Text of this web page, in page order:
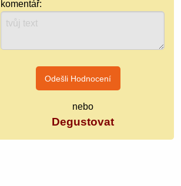
komentář:
nebo
Degustovat